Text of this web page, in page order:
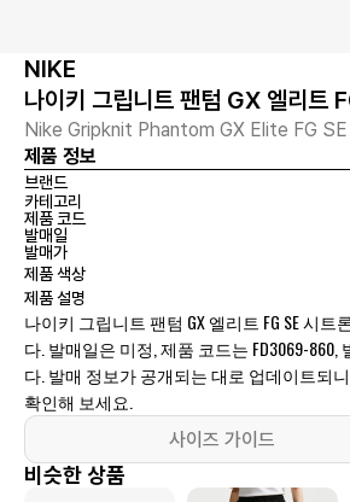
NIKE
나이키 그립니트 팬텀 GX 엘리트
Nike Gripknit Phantom GX Elite FG
제품 정보
브랜드
카테고리
제품 코드
발매일
발매가
제품 색상
제품 설명
나이키 그립니트 팬텀 GX 엘리트 FG SE 시
다. 발매일은 미정, 제품 코드는 FD3069-860,
다. 발매 정보가 공개되는 대로 업데이트되
확인해 보세요.
사이즈 가이드
비슷한 상품